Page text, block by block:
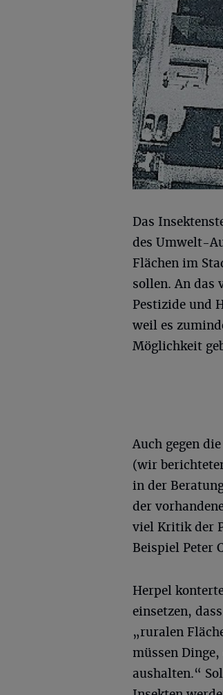
Das
des Umwelt-
Flächen im
sollen. An das
Pestizide und
weil es
Möglichkeit
Auch gegen
(wir
in der
der
viel Kritik der
Beispiel Peter
Herpel
einsetzen,
„ruralen
müssen
aushalten.“